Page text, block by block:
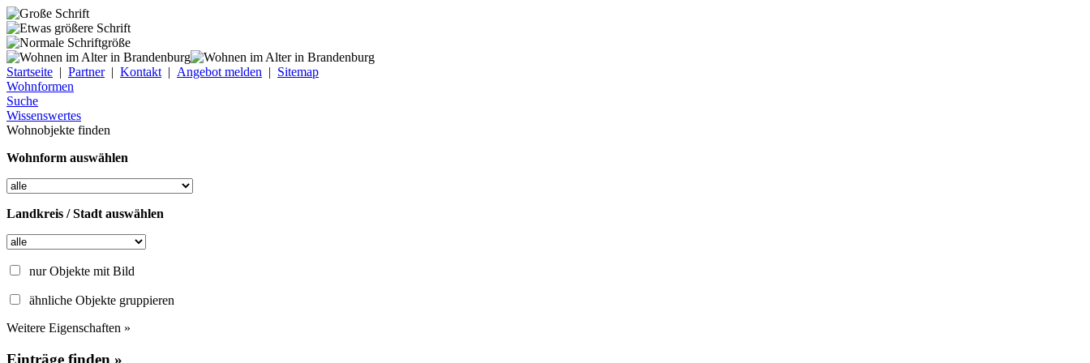
Startseite | Partner| Kontakt | Angebot melden | Sitemap
Wohnformen
Suche
Wissenswertes
Wohnobjekte finden
Wohnform auswählen
Landkreis / Stadt auswählen
nur Objekte mit Bild
ähnliche Objekte gruppieren
Weitere Eigenschaften »
Einträge finden »